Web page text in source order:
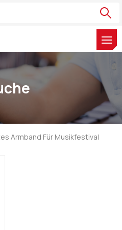
Armband Für Musikfestival